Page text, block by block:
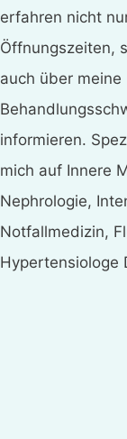
erfahren nicht
Öffnungszeiten,
auch über meine
informieren.
mich auf Innere
Nephrologie,
Notfallmedizin,
Hypertensiologe